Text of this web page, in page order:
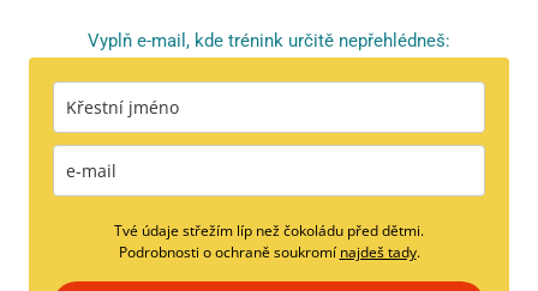
Vyplň e-mail, kde trénink určitě nepřehlédneš:
Tvé údaje střežím líp než čokoládu před dětmi.
Podrobnosti o ochraně soukromí najdeš tady.